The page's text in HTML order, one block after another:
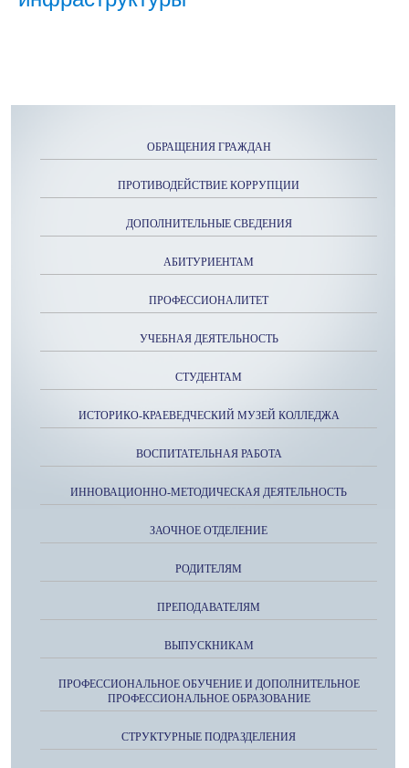
ОБРАЩЕНИЯ ГРАЖДАН
ПРОТИВОДЕЙСТВИЕ КОРРУПЦИИ
ДОПОЛНИТЕЛЬНЫЕ СВЕДЕНИЯ
АБИТУРИЕНТАМ
ПРОФЕССИОНАЛИТЕТ
УЧЕБНАЯ ДЕЯТЕЛЬНОСТЬ
СТУДЕНТАМ
ИСТОРИКО-КРАЕВЕДЧЕСКИЙ МУЗЕЙ КОЛЛЕДЖА
ВОСПИТАТЕЛЬНАЯ РАБОТА
ИННОВАЦИОННО-МЕТОДИЧЕСКАЯ ДЕЯТЕЛЬНОСТЬ
ЗАОЧНОЕ ОТДЕЛЕНИЕ
РОДИТЕЛЯМ
ПРЕПОДАВАТЕЛЯМ
ВЫПУСКНИКАМ
ПРОФЕССИОНАЛЬНОЕ ОБУЧЕНИЕ И ДОПОЛНИТЕЛЬНОЕ
ПРОФЕССИОНАЛЬНОЕ ОБРАЗОВАНИЕ
СТРУКТУРНЫЕ ПОДРАЗДЕЛЕНИЯ